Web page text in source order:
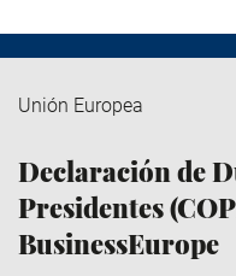
Unión Europea
Declaración de
Presidentes
BusinessEurope